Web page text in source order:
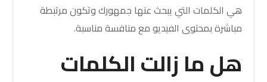
هي الكلمات التي يبحث عنها جمهورك وتكون مرتبطة
مباشرة بمحتوى الفيديو مع منافسة مناسبة.
هل ما زالت الكلمات